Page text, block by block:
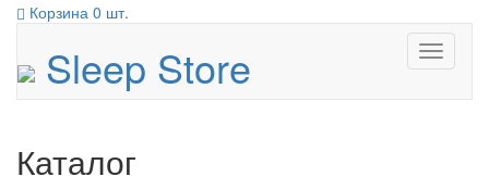
Корзина 0 шт.
Menu
Sleep Store
Каталог